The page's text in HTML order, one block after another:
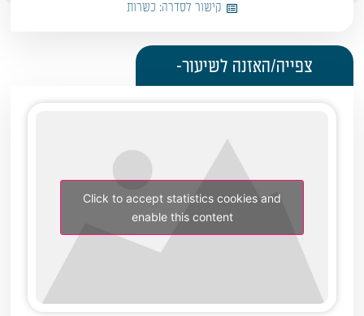
קישור לסדרה: כשרות
צפייה/האזנה לשיעור-
Click to accept statistics cookies and
enable this content